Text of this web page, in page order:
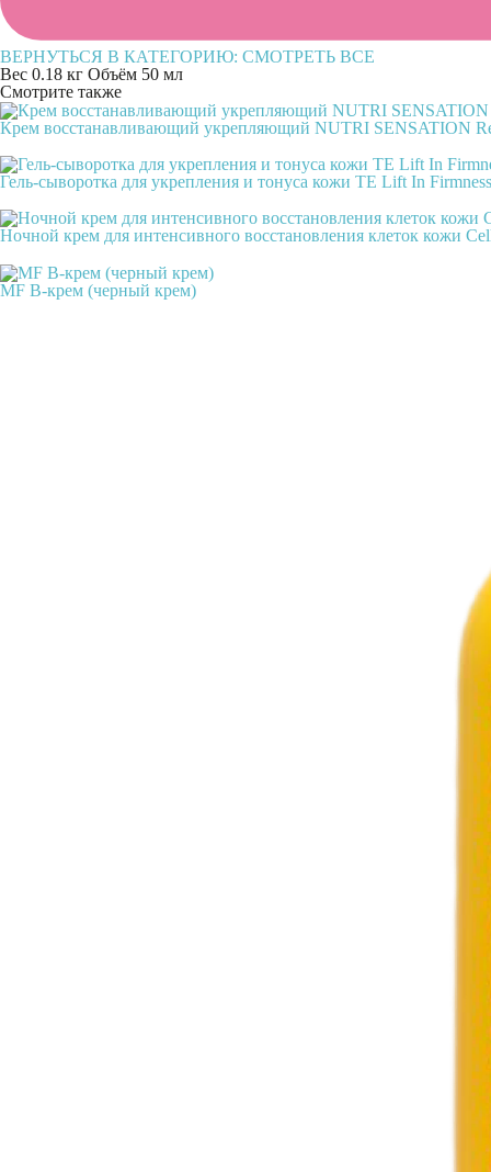
ВЕРНУТЬСЯ В КАТЕГОРИЮ: СМОТРЕТЬ ВСЕ
Вес 0.18 кг Объём 50 мл
Смотрите также
Крем восстанавливающий укрепляющий NUTRI SENSATION
Гель-сыворотка для укрепления и тонуса кожи TE Lift In
Ночной крем для интенсивного восстановления клеток кожи
MF B-крем (черный крем)